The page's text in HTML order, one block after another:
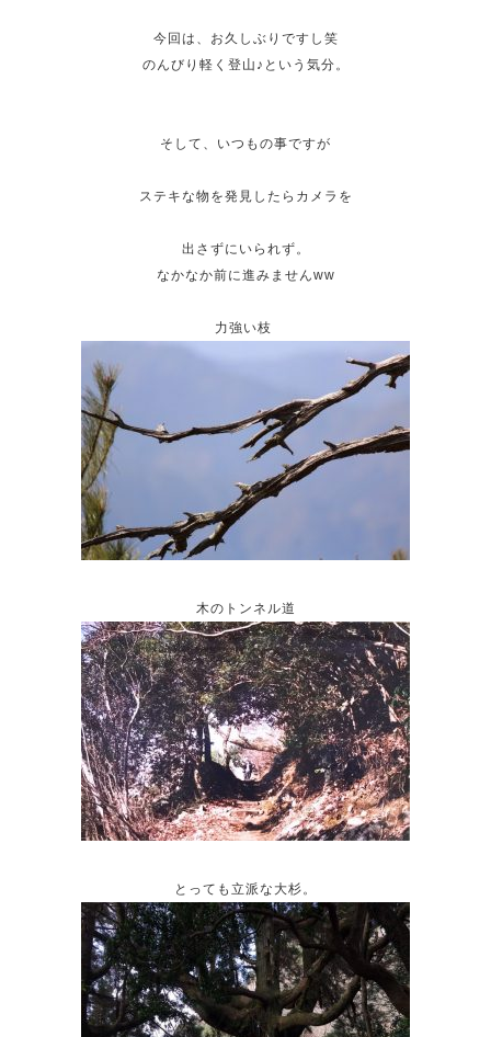
今回は、お久しぶりですし笑
のんびり軽く登山♪という気分。
そして、いつもの事ですが
ステキな物を発見したらカメラを
出さずにいられず。
なかなか前に進みませんww
力強い枝
木のトンネル道
とっても立派な大杉。